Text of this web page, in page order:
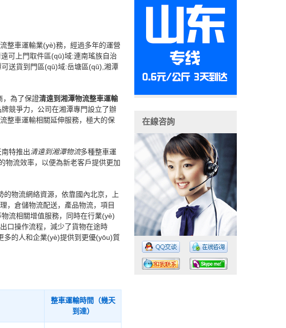
整車運輸業(yè)務，經過多年的運營
可上門取件區(qū)域:連南瑤族自治
送貨到門區(qū)域:岳塘區(qū),湘潭
，為了保證清遠到湘潭物流整車運輸
競爭力，公司在湘潭專門設立了辦
整車運輸相關延伸服務，極大的保
特推出清遠到湘潭物流多種整車運
物流效率，以便為新老客戶提供更加
物流網絡資源，依靠國內北京，上
，倉儲物流配送，產品物流，項目
流相關增值服務，同時在行業(yè)
口操作流程，減少了貨物在途時
多的人和企業(yè)提供到更優(yōu)質
整車運輸時間（幾天
到達）
在線咨詢